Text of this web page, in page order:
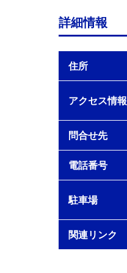
詳細情報
住所
アクセス情報
問合せ先
電話番号
駐車場
関連リンク